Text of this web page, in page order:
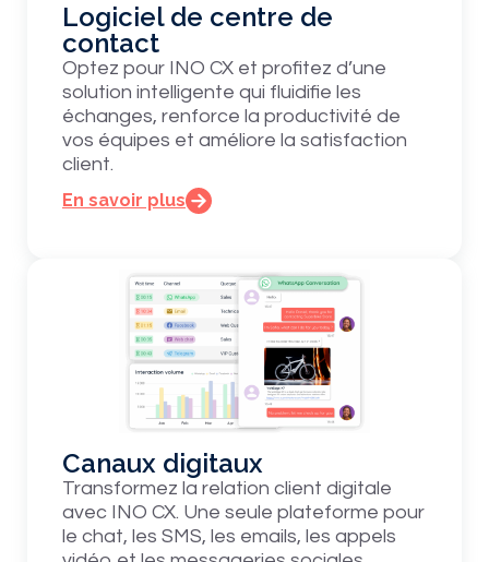
Logiciel de centre de
contact
Optez pour INO CX et profitez d’une
solution intelligente qui fluidifie les
échanges, renforce la productivité de
vos équipes et améliore la satisfaction
client.
En savoir plus
Canaux digitaux
Transformez la relation client digitale
avec INO CX. Une seule plateforme pour
le chat, les SMS, les emails, les appels